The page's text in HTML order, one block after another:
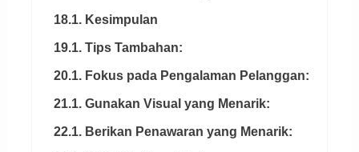
18.1. Kesimpulan
19.1. Tips Tambahan:
20.1. Fokus pada Pengalaman Pelanggan:
21.1. Gunakan Visual yang Menarik:
22.1. Berikan Penawaran yang Menarik: